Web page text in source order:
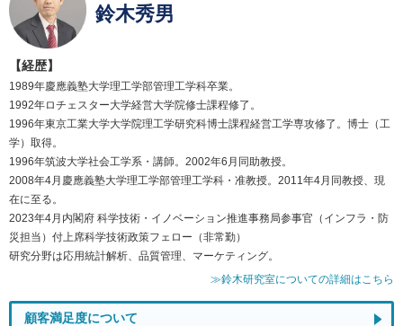
鈴木秀男
【経歴】
1989年慶應義塾大学理工学部管理工学科卒業。
1992年ロチェスター大学経営大学院修士課程修了。
1996年東京工業大学大学院理工学研究科博士課程経営工学専攻修了。博士（工
学）取得。
1996年筑波大学社会工学系・講師。2002年6月同助教授。
2008年4月慶應義塾大学理工学部管理工学科・准教授。2011年4月同教授、現
在に至る。
2023年4月内閣府 科学技術・イノベーション推進事務局参事官（インフラ・防
災担当）付上席科学技術政策フェロー（非常勤）
研究分野は応用統計解析、品質管理、マーケティング。
≫鈴木研究室についての詳細はこちら
顧客満足度について